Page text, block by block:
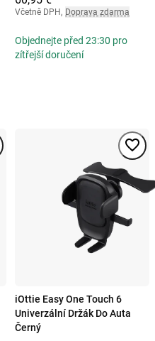
Včetně DPH, Doprava zdarma
Objednejte před 23:30 pro
zítřejší doručení
iOttie Easy One Touch 6
Univerzální Držák Do Auta
Černý